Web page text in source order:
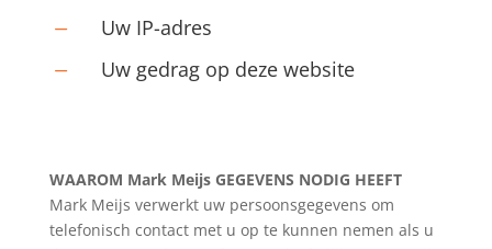
K Uw IP-adres
K Uw gedrag op deze website
WAAROM Mark Meijs GEGEVENS NODIG HEEFT
Mark Meijs verwerkt uw persoonsgegevens om
telefonisch contact met u op te kunnen nemen als u